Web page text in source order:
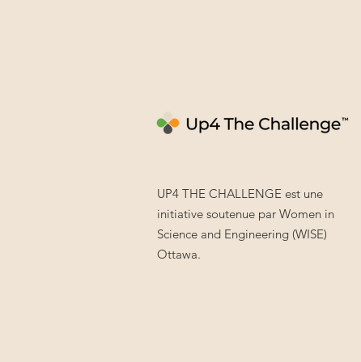
UP4 THE CHALLENGE est une
initiative soutenue par Women in
Science and Engineering (WISE)
Ottawa.